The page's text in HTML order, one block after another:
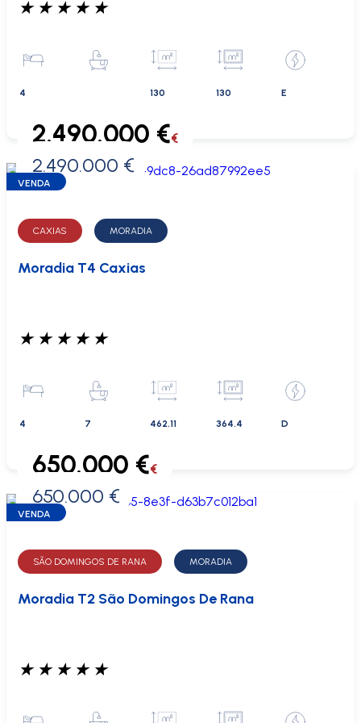
★ ★ ★ ★ ★
4 130 130 E
0 €
2.490.000 €€
2.490.000 €
VENDA
CAXIAS MORADIA
Moradia T4 Caxias
★ ★ ★ ★ ★
4 7 462.11 364.4 D
0 €
650.000 €€
650.000 €
VENDA
SÃO DOMINGOS DE RANA MORADIA
Moradia T2 São Domingos De Rana
★ ★ ★ ★ ★